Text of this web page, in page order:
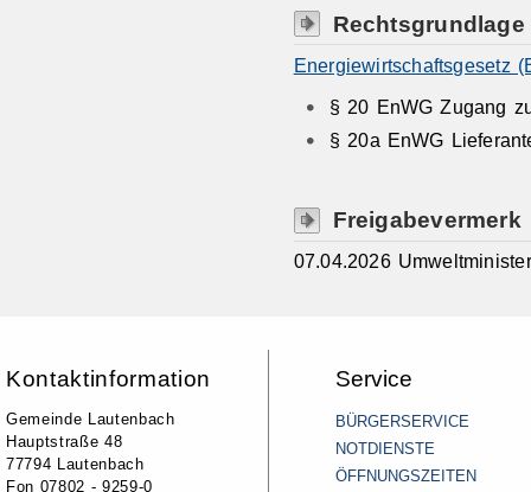
Rechtsgrundlage
Energiewirtschaftsgesetz
§ 20 EnWG Zugang
§ 20a EnWG
Freigabevermerk
07.04.2026
Kontaktinformation
Gemeinde Lautenbach
Hauptstraße 48
77794 Lautenbach
Fon 07802 - 9259-0
Service
BÜRGERSERVICE
NOTDIENSTE
ÖFFNUNGSZEITEN